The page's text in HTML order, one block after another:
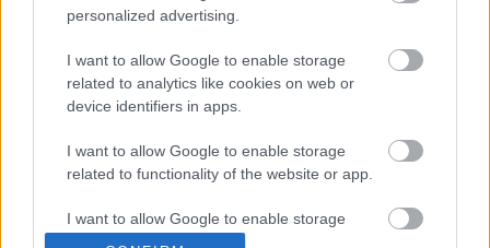
personalized advertising.
I want to allow Google to enable storage
related to analytics like cookies on web or
device identifiers in apps.
I want to allow Google to enable storage
related to functionality of the website or app.
I want to allow Google to enable storage
történik a pultoknál a kiszolgálás.